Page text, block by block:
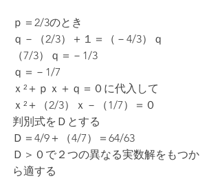
ｐ＝2/3のとき
ｑ－（2/3）＋１＝（－4/3）ｑ
（7/3）ｑ＝－1/3
ｑ＝－1/7
ｘ²＋ｐｘ＋ｑ＝０に代入して
ｘ²＋（2/3）ｘ－（1/7）＝０
判別式をＤとする
Ｄ＝4/9＋（4/7）＝64/63
Ｄ＞０で２つの異なる実数解をもつか
ら適する